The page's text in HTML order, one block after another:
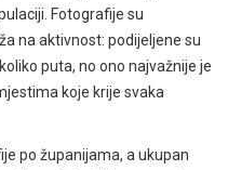
Fotografije su
na aktivnost: podijeljene su
puta, no ono najvažnije je
koje krije svaka
po županijama, a ukupan